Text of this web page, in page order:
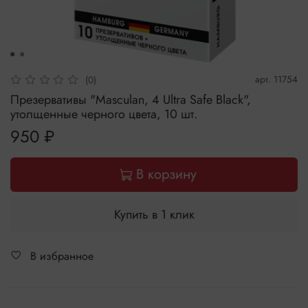
(0) арт. 11754
Презервативы "Masculan, 4 Ultra Safe Black",
утолщенные черного цвета, 10 шт.
950 ₽
В корзину
Купить в 1 клик
В избранное